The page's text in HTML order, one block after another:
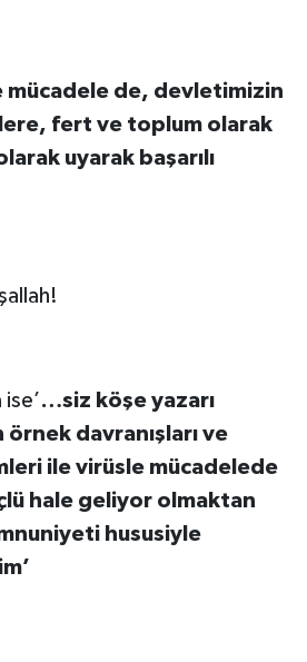
mücadele de, devletimizin
fert ve toplum olarak
uyarak başarılı
ise’ …siz köşe yazarı
davranışları ve
ile virüsle mücadelede
hale geliyor olmaktan
hususiyle